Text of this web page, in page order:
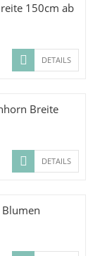
150cm ab
DETAILS
Breite
DETAILS
Blumen